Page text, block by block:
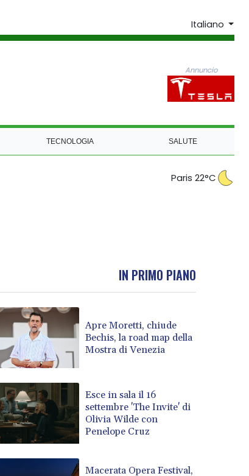
Italiano
Annuncio
TECNOLOGIA SALUTE
Paris 22°C
IN PRIMO PIANO
Apre Moretti, chiude
Bechis, la road map della
Mostra di Venezia
Esce in sala il 16
settembre 'The Invite' di
Olivia Wilde con
Penelope Cruz
Macerata Opera Festival,